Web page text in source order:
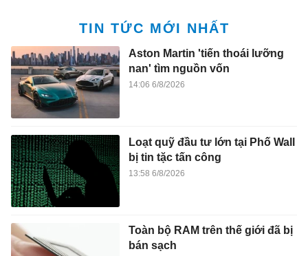
TIN TỨC MỚI NHẤT
Aston Martin 'tiến thoái lưỡng
nan' tìm nguồn vốn
14:06 6/8/2026
Loạt quỹ đầu tư lớn tại Phố Wall
bị tin tặc tấn công
13:58 6/8/2026
Toàn bộ RAM trên thế giới đã bị
bán sạch